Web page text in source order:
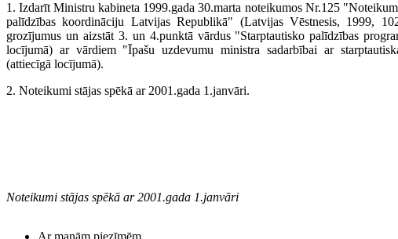
1. Izdarīt Ministru kabineta 1999.gada 30.marta noteikumos Nr.125
palīdzības koordināciju Latvijas Republikā" (Latvijas Vēstnesis, 1999,
grozījumus un aizstāt 3. un 4.punktā vārdus "Starptautisko palīdzības
locījumā) ar vārdiem "Īpašu uzdevumu ministra sadarbībai ar
(attiecīgā locījumā).
2. Noteikumi stājas spēkā ar 2001.gada 1.janvāri.
Noteikumi stājas spēkā ar 2001.gada 1.janvāri
Ar manām piezīmēm